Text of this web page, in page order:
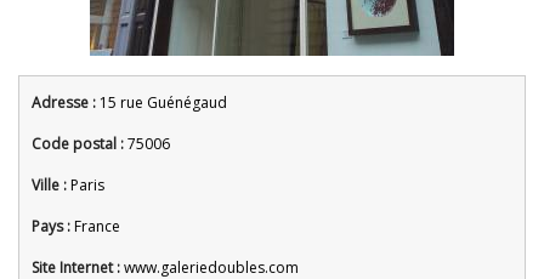
Adresse : 15 rue Guénégaud
Code postal :75006
Ville :Paris
Pays :France
Site Internet :www.galeriedoubles.com